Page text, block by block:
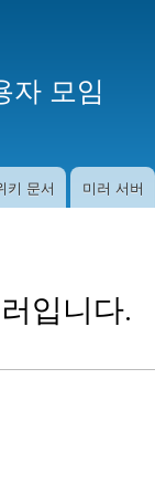
자 모임
키 문서 미러 서버
입니다.